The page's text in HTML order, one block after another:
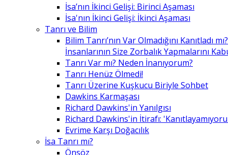
İsa’nın İkinci Gelişi: Birinci Aşaması
İsa'nın İkinci Gelişi: İkinci Aşaması
Tanrı ve Bilim
Bilim Tanrı’nın Var Olmadığını Kanıtladı
İnsanlarının Size Zorbalık Yapmalarını
Tanrı Var mı? Neden İnanıyorum?
Tanrı Henüz Ölmedi!
Tanrı Üzerine Kuşkucu Biriyle Sohbet
Dawkins Karmaşası
Richard Dawkins'in Yanılgısı
Richard Dawkins'in İtirafı:
Evrime Karşı Doğacılık
İsa Tanrı mı?
Önsöz